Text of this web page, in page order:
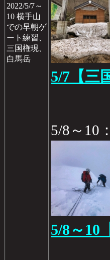
2022/5/7～
10 横手山
での早朝ゲ
ート練習、
三国権現、
白馬岳
5/7【三
5/8～10
5/8～10